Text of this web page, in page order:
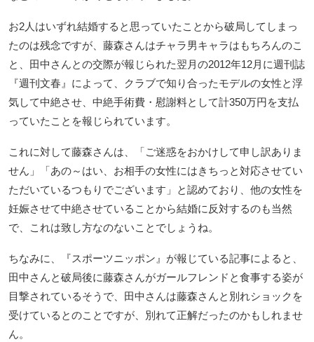
お2人はいずれ結婚すると思っていたことから破局してしまっ
たのは残念ですが、藤森さんはチャラ男キャラはもちろんのこ
と、田中さんとの交際が報じられた翌月の2012年12月に週刊誌
『週刊文春』によって、クラブで知り合ったモデルの女性と浮
気して中絶させ、中絶手術費・慰謝料として計350万円を支払
っていたことを報じられています。
これに対して藤森さんは、「ご迷惑をおかけして申し訳ありま
せん」「あの～はい、お相手の女性にはきちっと対応させてい
ただいているつもりでございます」と認めており、他の女性を
妊娠させて中絶させていることから結婚に反対するのも当然
で、これは致し方なのないことでしょうね。
ちなみに、『スポーツニッポン』が報じている記事によると、
田中さんと破局後に藤森さんがガールフレンドと食事する姿が
目撃されているそうで、田中さんは藤森さんと別れショックを
受けているとのことですが、別れて正解だったのかもしれませ
ん。